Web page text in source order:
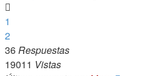
1
2
36Respuestas
19011 Vistas